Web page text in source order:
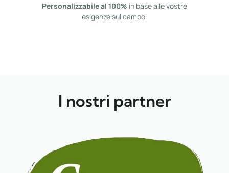
Personalizzabile al 100% in base alle vostre
esigenze sul campo.
I nostri partner